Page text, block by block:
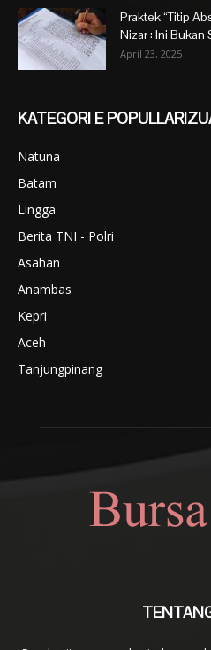
Praktek “Titip
Nizar : Ini Bukan
April 23, 2025
KATEGORI E
Natuna
Batam
Lingga
Berita TNI - Polri
Asahan
Anambas
Kepri
Aceh
Tanjungpinang